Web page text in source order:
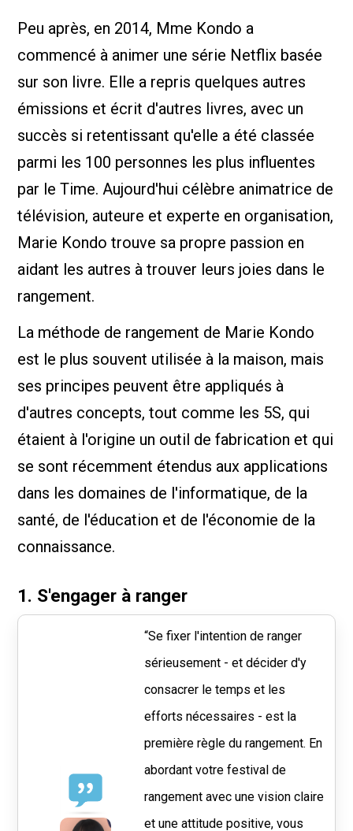
Peu après, en 2014, Mme Kondo a
commencé à animer une série Netflix basée
sur son livre. Elle a repris quelques autres
émissions et écrit d'autres livres, avec un
succès si retentissant qu'elle a été classée
parmi les 100 personnes les plus influentes
par le Time. Aujourd'hui célèbre animatrice de
télévision, auteure et experte en organisation,
Marie Kondo trouve sa propre passion en
aidant les autres à trouver leurs joies dans le
rangement.
La méthode de rangement de Marie Kondo
est le plus souvent utilisée à la maison, mais
ses principes peuvent être appliqués à
d'autres concepts, tout comme les 5S, qui
étaient à l'origine un outil de fabrication et qui
se sont récemment étendus aux applications
dans les domaines de l'informatique, de la
santé, de l'éducation et de l'économie de la
connaissance.
1. S'engager à ranger
“Se fixer l'intention de ranger
sérieusement - et décider d'y
consacrer le temps et les
efforts nécessaires - est la
première règle du rangement. En
abordant votre festival de
rangement avec une vision claire
et une attitude positive, vous